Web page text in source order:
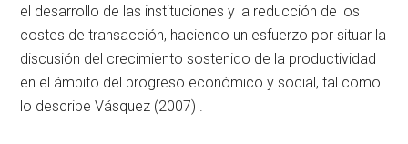
el desarrollo de las instituciones y la reducción de los
costes de transacción, haciendo un esfuerzo por situar la
discusión del crecimiento sostenido de la productividad
en el ámbito del progreso económico y social, tal como
lo describe Vásquez (2007) .